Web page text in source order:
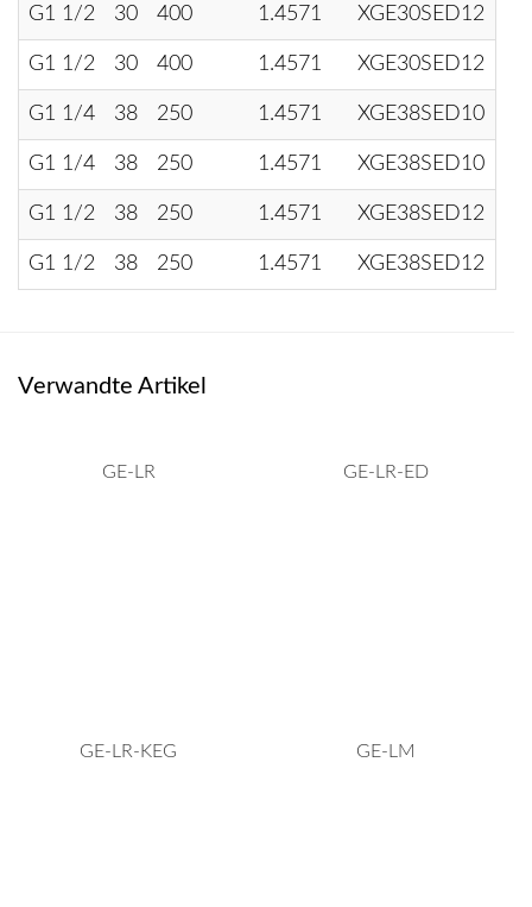
G1 1/2 30 400 1.4571 XGE30SED12
G1 1/2 30 400 1.4571 XGE30SED12
G1 1/4 38 250 1.4571 XGE38SED10
G1 1/4 38 250 1.4571 XGE38SED10
G1 1/2 38 250 1.4571 XGE38SED12
G1 1/2 38 250 1.4571 XGE38SED12
Verwandte Artikel
GE-LR GE-LR-ED
GE-LR-KEG GE-LM